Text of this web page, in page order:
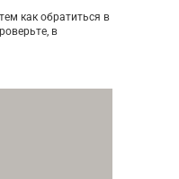
как обратиться в
в